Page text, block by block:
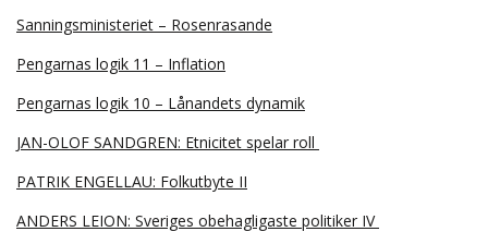
Sanningsministeriet – Rosenrasande
Pengarnas logik 11 – Inflation
Pengarnas logik 10 – Lånandets dynamik
JAN-OLOF SANDGREN: Etnicitet spelar roll
PATRIK ENGELLAU: Folkutbyte II
ANDERS LEION: Sveriges obehagligaste politiker IV